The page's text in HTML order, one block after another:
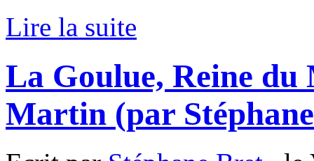
Lire la suite
La Goulue, Reine
Martin (par